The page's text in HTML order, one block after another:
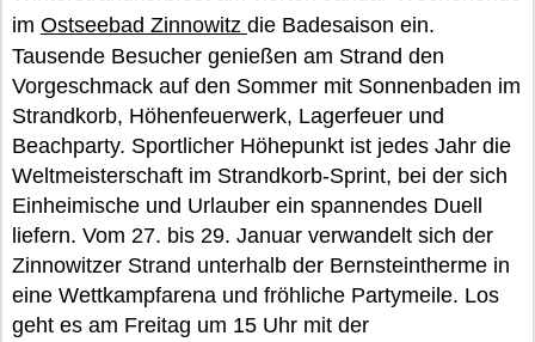
im Ostseebad Zinnowitz die Badesaison ein.
Tausende Besucher genießen am Strand den
Vorgeschmack auf den Sommer mit Sonnenbaden im
Strandkorb, Höhenfeuerwerk, Lagerfeuer und
Beachparty. Sportlicher Höhepunkt ist jedes Jahr die
Weltmeisterschaft im Strandkorb-Sprint, bei der sich
Einheimische und Urlauber ein spannendes Duell
liefern. Vom 27. bis 29. Januar verwandelt sich der
Zinnowitzer Strand unterhalb der Bernsteintherme in
eine Wettkampfarena und fröhliche Partymeile. Los
geht es am Freitag um 15 Uhr mit der